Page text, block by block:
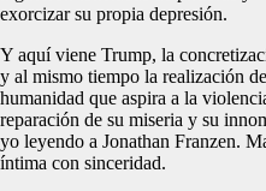
exorcizar su propia depresión.
Y aquí viene Trump, la
y al mismo tiempo la realización
humanidad que aspira a la
reparación de su miseria y su
yo leyendo a Jonathan Franzen.
íntima con sinceridad.